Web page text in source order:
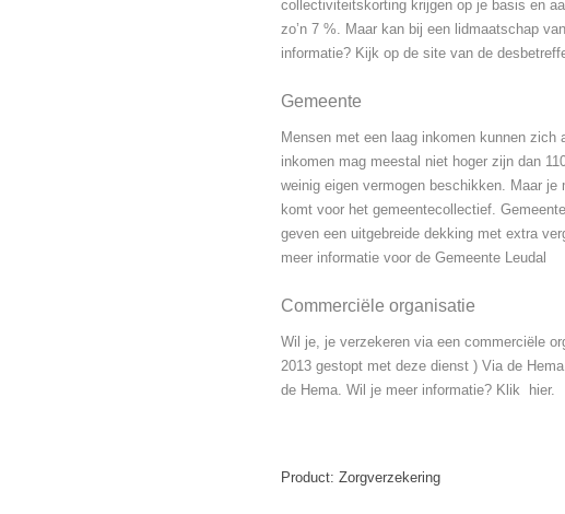
collectiviteitskorting krijgen op je basis en
zo’n 7 %. Maar kan bij een lidmaatschap
informatie? Kijk op de site van de
Gemeente
Mensen met een laag inkomen kunnen
inkomen mag meestal niet hoger zijn dan
weinig eigen vermogen beschikken. Maar
komt voor het gemeentecollectief.
geven een uitgebreide dekking met extra
meer informatie voor de Gemeente Leudal
Commerciële organisatie
Wil je, je verzekeren via een commerciële
2013 gestopt met deze dienst ) Via de
de Hema. Wil je meer informatie? Klik
hier.
Product: Zorgverzekering